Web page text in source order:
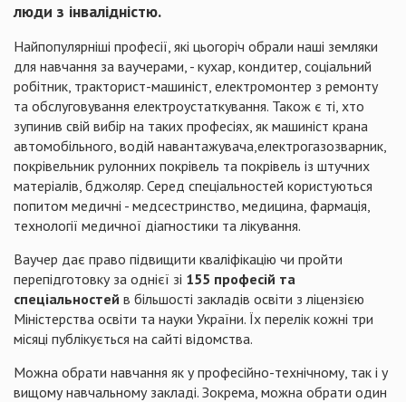
люди з інвалідністю.
Найпопулярніші професії, які цьогоріч обрали наші земляки
для навчання за ваучерами, - кухар, кондитер, соціальний
робітник, тракторист-машиніст, електромонтер з ремонту
та обслуговування електроустаткування. Також є ті, хто
зупинив свій вибір на таких професіях, як машиніст крана
автомобільного, водій навантажувача,електрогазозварник,
покрівельник рулонних покрівель та покрівель із штучних
матеріалів, бджоляр. Серед спеціальностей користуються
попитом медичні - медсестринство, медицина, фармація,
технології медичної діагностики та лікування.
Ваучер дає право підвищити кваліфікацію чи пройти
перепідготовку за однієї зі 155 професій та
спеціальностей в більшості закладів освіти з ліцензією
Міністерства освіти та науки України. Їх перелік кожні три
місяці публікується на сайті відомства.
Можна обрати навчання як у професійно-технічному, так і у
вищому навчальному закладі. Зокрема, можна обрати один